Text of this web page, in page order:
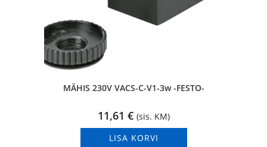
MÄHIS 230V VACS-C-V1-3w -FESTO-
11,61 € (sis. KM)
LISA KORVI